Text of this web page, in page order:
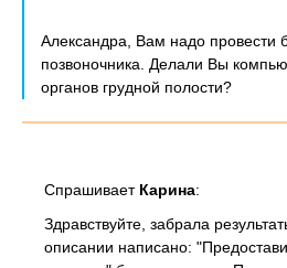
Александра, Вам надо провести
позвоночника. Делали Вы
органов грудной полости?
Спрашивает Карина:
Здравствуйте, забрала
описании написано: